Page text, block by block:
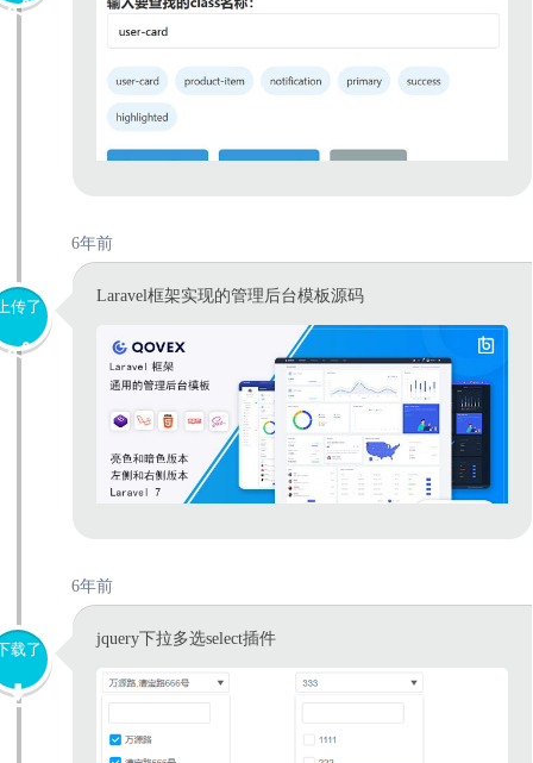
6年前
传了
Laravel框架实现的管理后台模板源码
6年前
载了
jquery下拉多选select插件